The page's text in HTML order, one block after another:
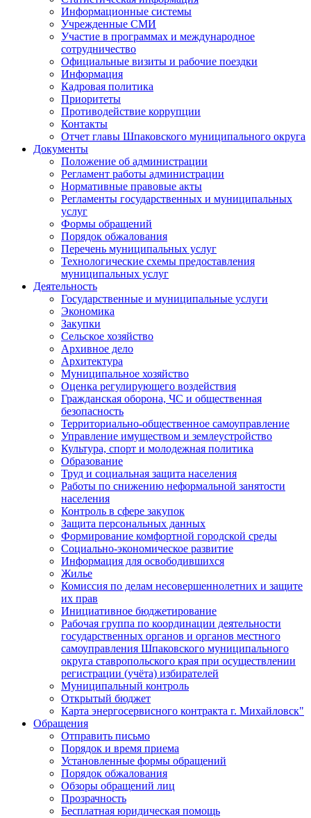
Информационные системы
Учрежденные СМИ
Участие в программах и международное
сотрудничество
Официальные визиты и рабочие поездки
Информация
Кадровая политика
Приоритеты
Противодействие коррупции
Контакты
Отчет главы Шпаковского муниципального округа
Документы
Положение об администрации
Регламент работы администрации
Нормативные правовые акты
Регламенты государственных и муниципальных
услуг
Формы обращений
Порядок обжалования
Перечень муниципальных услуг
Технологические схемы предоставления
муниципальных услуг
Деятельность
Государственные и муниципальные услуги
Экономика
Закупки
Сельское хозяйство
Архивное дело
Архитектура
Муниципальное хозяйство
Оценка регулирующего воздействия
Гражданская оборона, ЧС и общественная
безопасность
Территориально-общественное самоуправление
Управление имуществом и землеустройство
Культура, спорт и молодежная политика
Образование
Труд и социальная защита населения
Работы по снижению неформальной занятости
населения
Контроль в сфере закупок
Защита персональных данных
Формирование комфортной городской среды
Социально-экономическое развитие
Информация для освободившихся
Жилье
Комиссия по делам несовершеннолетних и защите
их прав
Инициативное бюджетирование
Рабочая группа по координации деятельности
государственных органов и органов местного
самоуправления Шпаковского муниципального
округа ставропольского края при осуществлении
регистрации (учёта) избирателей
Муниципальный контроль
Открытый бюджет
Карта энергосервисного контракта г. Михайловск"
Обращения
Отправить письмо
Порядок и время приема
Установленные формы обращений
Порядок обжалования
Обзоры обращений лиц
Прозрачность
Бесплатная юридическая помощь